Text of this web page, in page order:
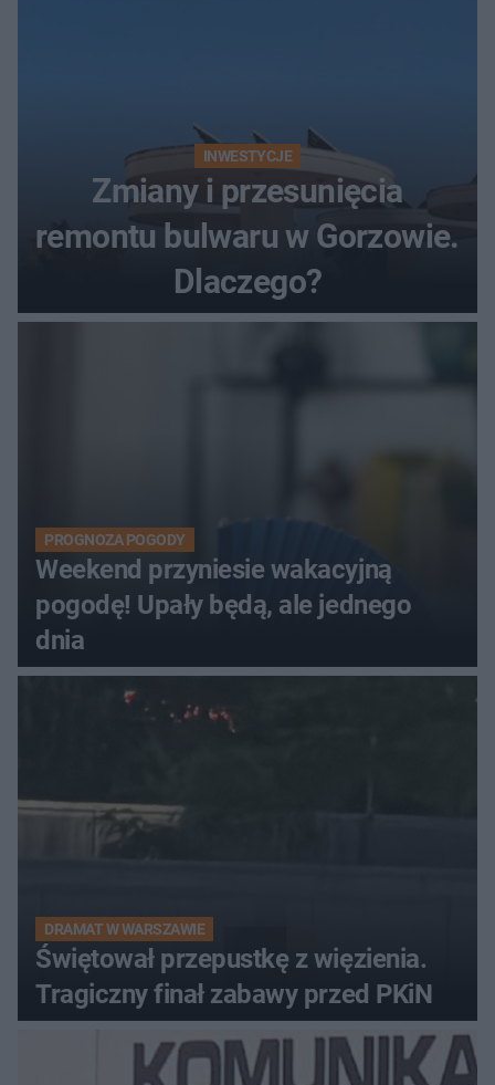
INWESTYCJE
Zmiany i przesunięcia
remontu bulwaru w Gorzowie.
Dlaczego?
PROGNOZA POGODY
Weekend przyniesie wakacyjną
pogodę! Upały będą, ale jednego
dnia
DRAMAT W WARSZAWIE
Świętował przepustkę z więzienia.
Tragiczny finał zabawy przed PKiN